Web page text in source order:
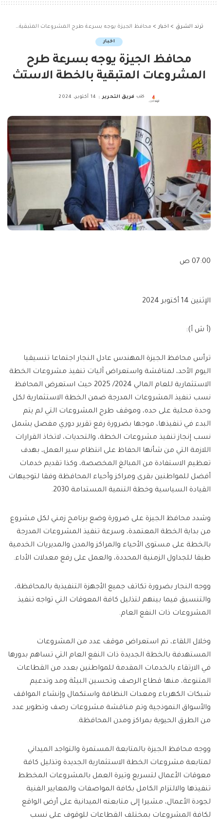
ترند الشرق > اخبار > محافظ الجيزة يوجه بسرعة طرح المشروعات المتبقية بالخطة الاستث
اخبار
محافظ الجيزة يوجه بسرعة طرح
المشروعات المتبقية بالخطة الاستث
Posted
كتب فريق التحرير 14 أكتوبر، 2024
07:00 ص
الإثنين 14 أكتوبر 2024
(أ ش أ):
ترأس محافظ الجيزة المهندس عادل النجار اجتماعا تنسيقيا
اليوم الأحد، لمناقشة واستعراض آليات تنفيذ مشروعات الخطة
الاستثمارية للعام المالي 2024/ 2025 حيث استعرض المحافظ
نسب تنفيذ المشروعات المدرجة ضمن الخطة الاستثمارية لكل
وحدة محلية على حده، وموقف طرح المشروعات التي لم يتم
البدء في تنفيذها، موجها بضرورة رفع تقرير دوري مفصل يشمل
نسب إنجاز تنفيذ مشروعات الخطة، والتحديات، لاتخاذ القرارات
اللازمة التي من شأنها الحفاظ على انتظام سير العمل، بهدف
تعظيم الاستفادة من المبالغ المخصصة، وكذا تقديم خدمات
أفضل للمواطنين بقرى ومراكز وأحياء المحافظة وفقا لتوجيهات
القيادة السياسية وخطة التنمية المستدامة 2030.
وشدد محافظ الجيزة على ضرورة وضع برنامج زمني لكل مشروع
من بداية الخطة المعتمدة، وسرعة تنفيذ المشروعات المدرجة
بالخطة على مستوى الأحياء والمراكز والمدن والمديريات الخدمية
طبقا للجداول الزمنية المحددة، والعمل على رفع معدلات الأداء.
ووجه النجار بضرورة تكاتف جميع الأجهزة التنفيذية بالمحافظة،
والتنسيق فيما بينهم لتذليل كافة المعوقات التي تواجه تنفيذ
المشروعات ذات النفع العام.
وخلال اللقاء، تم استعراض موقف عدد من المشروعات
المستهدفة بالخطة الجديدة ذات النفع العام التي تساهم بدورها
في الارتقاء بالخدمات المقدمة للمواطنين بعدد من القطاعات
المتنوعة، منها قطاع الرصف وتحسين البيئة ومد وتدعيم
شبكات الكهرباء ومعدات النظافة واستكمال وإنشاء المواقف
والأسواق النموذجية وتم مناقشة مشروعات رصف وتطوير عدد
من الطرق الحيوية بمراكز ومدن المحافظة.
ووجه محافظ الجيزة بالمتابعة المستمرة والتواجد الميداني
لمتابعة مشروعات الخطة الاستثمارية الجديدة وتذليل كافة
معوقات الأعمال لتسريع وتيرة العمل بالمشروعات المخطط
تنفيذها والالتزام الكامل بكافة المواصفات والمعايير الفنية
لجودة الأعمال، مشيرا إلى متابعته الميدانية على أرض الواقع
لكافة المشروعات بمختلف القطاعات للوقوف على نسب